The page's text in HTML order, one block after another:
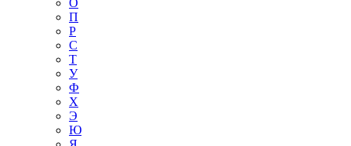
О
П
Р
С
Т
У
Ф
Х
Э
Ю